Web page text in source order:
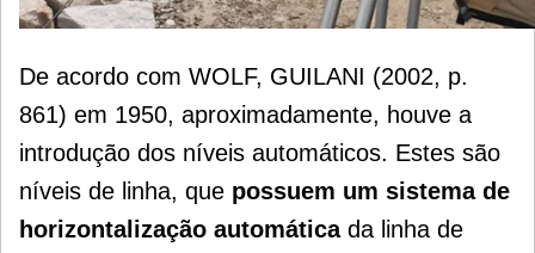
De acordo com WOLF, GUILANI (2002, p.
861) em 1950, aproximadamente, houve a
introdução dos níveis automáticos. Estes são
níveis de linha, que possuem um sistema de
horizontalização automáticada linha de